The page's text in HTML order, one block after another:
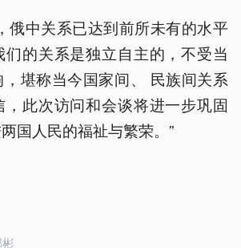
俄中关系已达到前所未有的水平
的关系是独立自主的，不受当
堪称当今国家间、 民族间关系
此次访问和会谈将进一步巩固
国人民的福祉与繁荣。”